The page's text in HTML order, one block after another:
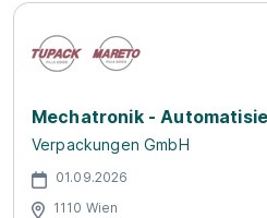
Mechatronik -
Verpackungen GmbH
01.09.2026
1110 Wien